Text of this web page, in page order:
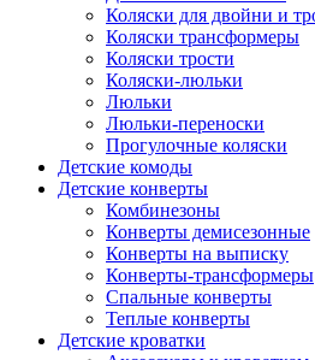
Коляски для двойни и
Коляски трансформеры
Коляски трости
Коляски-люльки
Люльки
Люльки-переноски
Прогулочные коляски
Детские комоды
Детские конверты
Комбинезоны
Конверты демисезонные
Конверты на выписку
Конверты-трансформеры
Спальные конверты
Теплые конверты
Детские кроватки